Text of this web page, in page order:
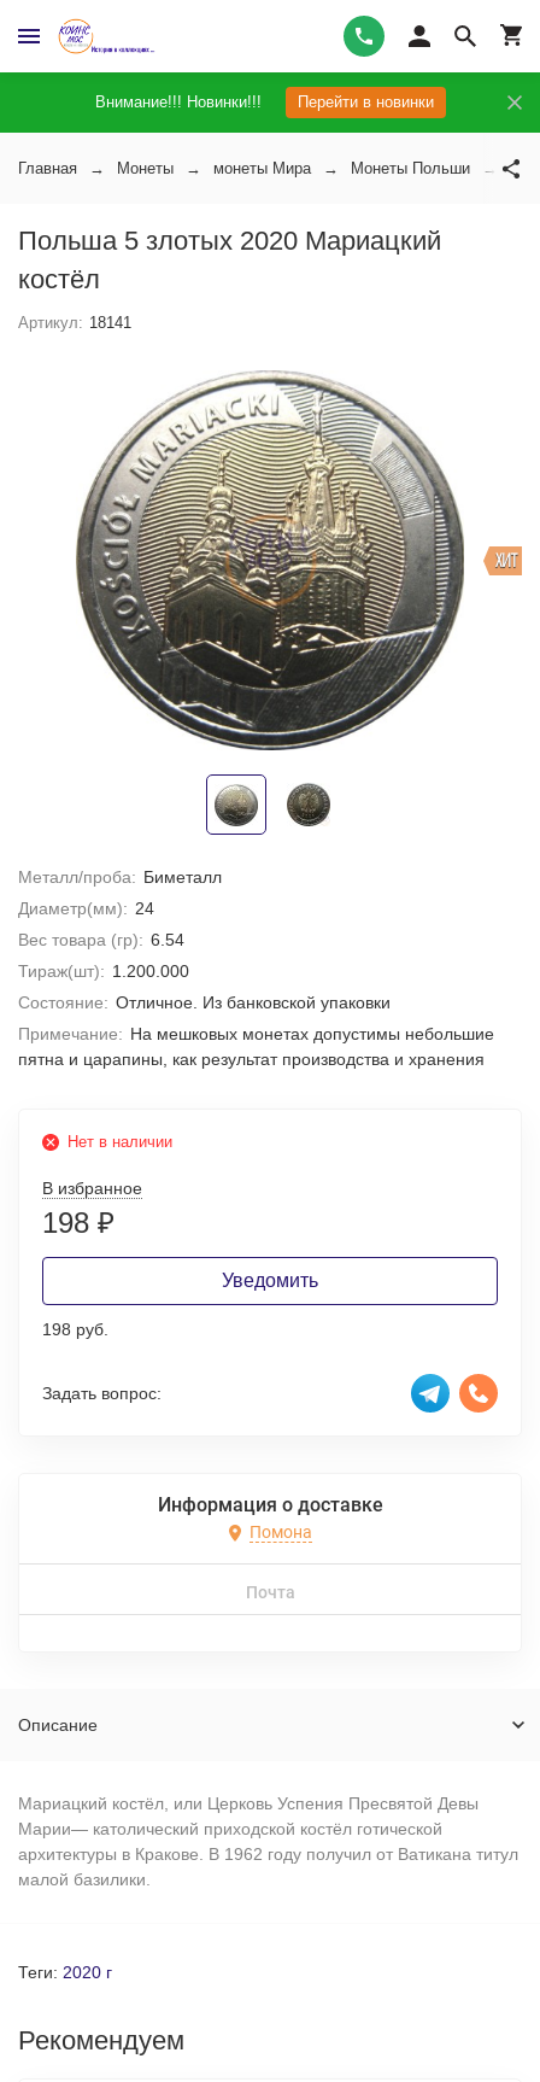
Внимание!!! Новинки!!! Перейти в новинки
Главная Монеты монеты Мира Монеты Польши
Польша 5 злотых 2020 Мариацкий
костёл
Артикул: 18141
ХИТ
Металл/проба: Биметалл
Диаметр(мм): 24
Вес товара (гр): 6.54
Тираж(шт): 1.200.000
Состояние: Отличное. Из банковской упаковки
Примечание: На мешковых монетах допустимы небольшие
пятна и царапины, как результат производства и хранения
Нет в наличии
В избранное
198 ₽
Уведомить
198 руб.
Задать вопрос:
Информация о доставке
Помона
Почта
Описание
Мариацкий костёл, или Церковь Успения Пресвятой Девы
Марии— католический приходской костёл готической
архитектуры в Кракове. В 1962 году получил от Ватикана титул
малой базилики.
Теги: 2020 г
Рекомендуем